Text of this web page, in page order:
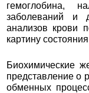
гемоглобина,
заболеваний и
анализов крови
картину
Биохимические
представление о
обменных